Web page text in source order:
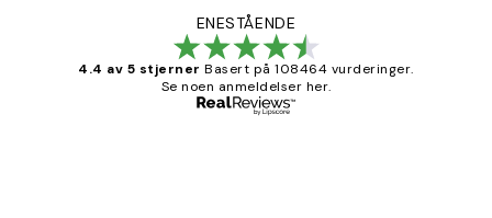
ENESTÅENDE
4.4 av 5 stjerner Basert på 108464 vurderinger.
Se noen anmeldelser her.